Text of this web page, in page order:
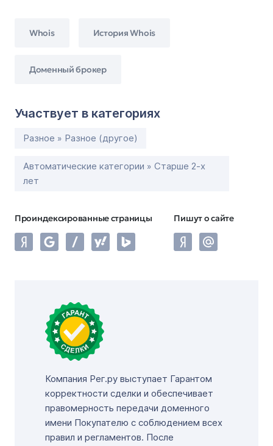
Whois История Whois
Доменный брокер
Участвует в категориях
Разное » Разное (другое)
Автоматические категории » Старше 2-х
лет
Проиндексированные страницы Пишут о сайте
Компания Рег.ру выступает Гарантом
корректности сделки и обеспечивает
правомерность передачи доменного
имени Покупателю с соблюдением всех
правил и регламентов. После